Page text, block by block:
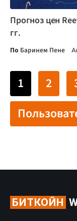
Прогноз цен
гг.
По Баринем Пене
1 2
БИТКОЙН